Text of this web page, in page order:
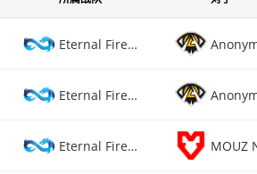
总场次 Eternal Fire Academy
Eternal Fire Academy
Eternal Fire Academy MOUZ